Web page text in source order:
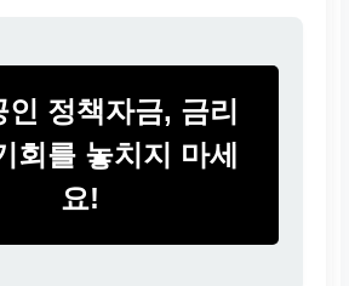
인 정책자금, 금리
회를 놓치지 마세
요!